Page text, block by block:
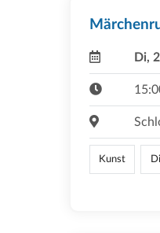
Di,
Kunst